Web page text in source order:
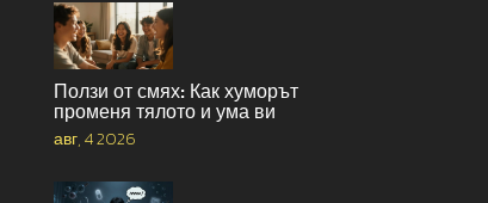
Ползи от смях: Как хуморът
променя тялото и ума ви
авг, 4 2026